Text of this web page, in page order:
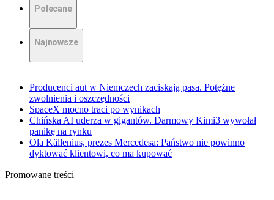
Polecane
Najnowsze
Producenci aut w Niemczech zaciskają pasa. Potężne
zwolnienia i oszczędności
SpaceX mocno traci po wynikach
Chińska AI uderza w gigantów. Darmowy Kimi3 wywołał
panikę na rynku
Ola Källenius, prezes Mercedesa: Państwo nie powinno
dyktować klientowi, co ma kupować
Promowane treści